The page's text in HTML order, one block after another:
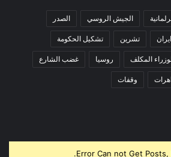
الجيش الروسي الصدر
ايران تشرين تشكيل الحكومة
المكلف روسيا غضب الشارع
وقفات
Error Can not Get